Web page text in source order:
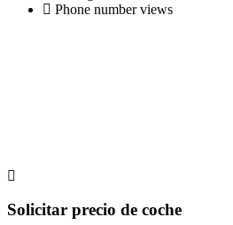
Phone number views
Solicitar precio de coche